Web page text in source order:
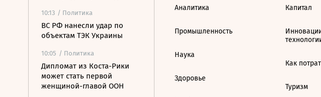
10:13 / Политика
ВС РФ нанесли удар по
объектам ТЭК Украины
10:05 / Политика
Дипломат из Коста-Рики
может стать первой
женщиной-главой ООН
Аналитика
Промышленность
Наука
Здоровье
Капитал
Как
Туризм